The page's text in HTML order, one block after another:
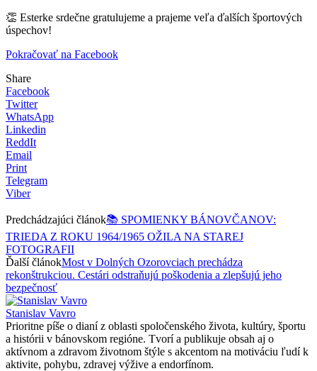
👏 Esterke srdečne gratulujeme a prajeme veľa ďalších športových
úspechov!
Pokračovať na Facebook
Share
Facebook
Twitter
WhatsApp
Linkedin
ReddIt
Email
Print
Telegram
Viber
Predchádzajúci článok📚 SPOMIENKY BÁNOVČANOV:
TRIEDA Z ROKU 1964/1965 OŽILA NA STAREJ
FOTOGRAFII
Ďalší článokMost v Dolných Ozorovciach prechádza
rekonštrukciou. Cestári odstraňujú poškodenia a zlepšujú jeho
bezpečnosť
Stanislav Vavro
Prioritne píše o dianí z oblasti spoločenského života, kultúry, športu
a histórii v bánovskom regióne. Tvorí a publikuje obsah aj o
aktívnom a zdravom životnom štýle s akcentom na motiváciu ľudí k
aktivite, pohybu, zdravej výžive a endorfínom.